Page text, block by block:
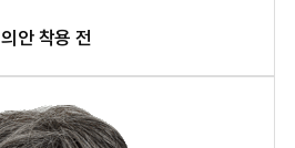
의안 착용 전